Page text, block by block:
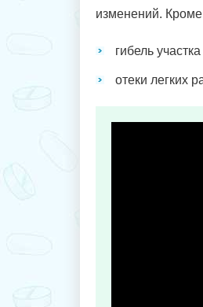
изменений. Кроме
гибель
отеки легких